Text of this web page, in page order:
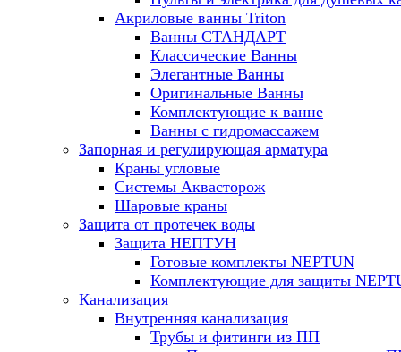
Акриловые ванны Triton
Ванны СТАНДАРТ
Классические Ванны
Элегантные Ванны
Оригинальные Ванны
Комплектующие к ванне
Ванны с гидромассажем
Запорная и регулирующая арматура
Краны угловые
Системы Аквасторож
Шаровые краны
Защита от протечек воды
Защита НЕПТУН
Готовые комплекты NEPTUN
Комплектующие для защиты
Канализация
Внутренняя канализация
Трубы и фитинги из ПП